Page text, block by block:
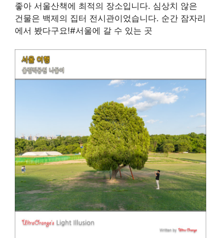
좋아 서울산책에 최적의 장소입니다. 심상치 않은
건물은 백제의 집터 전시관이었습니다. 순간 잠자리
에서 봤다구요!#서울에 갈 수 있는 곳